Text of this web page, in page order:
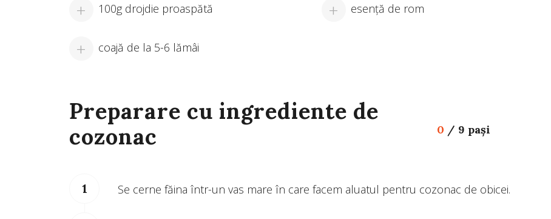
100g drojdie proaspătă esenţă de rom
coajă de la 5-6 lămâi
Preparare cu ingrediente de
cozonac
0 / 9 pași
Se cerne făina într-un vas mare în care facem aluatul pentru cozonac de obicei.